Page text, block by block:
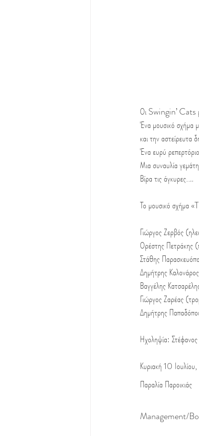
Οι Swingin’ Cats
Ένα μουσικό σχήμα
και την αστείρευτα
Ένα ευρύ
Μια συναυλία
Βίρα τις άγκυρες.…
Το μουσικό σχήμα
Γιώργος Ζερβός
Ορέστης Πετράκης
Στάθης
Δημήτρης
Βαγγέλης
Γιώργος Ζαρέας
Δημήτρης
Ηχοληψία:
Κυριακή 10
Παραλία Παροικιάς
Management/